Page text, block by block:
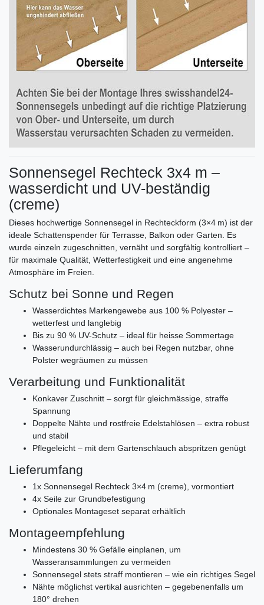
Sonnensegel Rechteck 3x4 m –
wasserdicht und UV-beständig
(creme)
Dieses hochwertige Sonnensegel in Rechteckform (3×4 m) ist der
ideale Schattenspender für Terrasse, Balkon oder Garten. Es
wurde einzeln zugeschnitten, vernäht und sorgfältig kontrolliert –
für maximale Qualität, Wetterfestigkeit und eine angenehme
Atmosphäre im Freien.
Schutz bei Sonne und Regen
Wasserdichtes Markengewebe aus 100 % Polyester –
wetterfest und langlebig
Bis zu 90 % UV-Schutz – ideal für heisse Sommertage
Wasserundurchlässig – auch bei Regen nutzbar, ohne
Polster wegräumen zu müssen
Verarbeitung und Funktionalität
Konkaver Zuschnitt – sorgt für gleichmässige, straffe
Spannung
Doppelte Nähte und rostfreie Edelstahlösen – extra robust
und stabil
Pflegeleicht – mit dem Gartenschlauch abspritzen genügt
Lieferumfang
1x Sonnensegel Rechteck 3×4 m (creme), vormontiert
4x Seile zur Grundbefestigung
Optionales Montageset separat erhältlich
Montageempfehlung
Mindestens 30 % Gefälle einplanen, um
Wasseransammlungen zu vermeiden
Sonnensegel stets straff montieren – wie ein richtiges Segel
Nähte möglichst vertikal ausrichten – gegebenenfalls um
180° drehen